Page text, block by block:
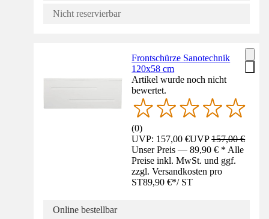
Nicht reservierbar
Frontschürze Sanotechnik
120x58 cm
Artikel wurde noch nicht
bewertet.
(0)
UVP: 157,00 €UVP157,00 €
Unser Preis — 89,90 € * Alle
Preise inkl. MwSt. und ggf.
zzgl. Versandkosten pro
ST89,90 €*/ ST
Online bestellbar